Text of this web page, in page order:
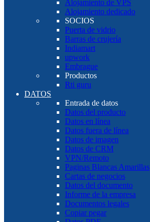
Alojamiento de VPS
Alojamiento dedicado
SOCIOS
Puerta de vidrio
Barras de crujería
Indiamart
upwork
Embrague
Productos
Rti guru
DATOS
Entrada de datos
Datos del producto
Datos en línea
Datos fuera de línea
Datos de imagen
Datos de CRM
VPN/Remoto
Paginas Blancas Amarillas
Cartas de negocios
Datos del documento
Informe de la empresa
Documentos legales
Copiar pegar